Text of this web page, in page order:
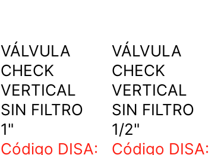
VÁLVULA
CHECK
VERTICAL
SIN FILTRO
1"
Código DISA:
VÁLVULA
CHECK
VERTICAL
SIN FILTRO
1/2"
Código DISA: